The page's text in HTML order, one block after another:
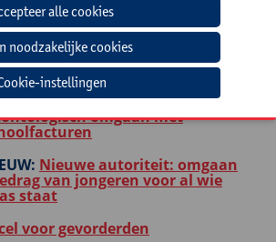
werk
voor beginners
omgaan met
Nieuwe autoriteit: omgaan
van jongeren voor al wie
staat
voor gevorderden
instellingen